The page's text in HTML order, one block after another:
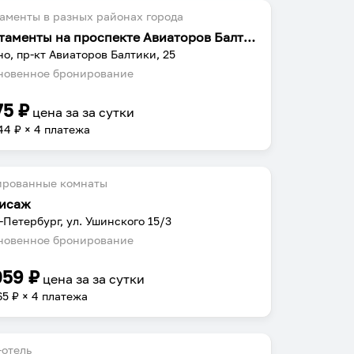
в разных районах города
Апартаменты на проспекте Авиаторов Балтики 25
пр-кт Авиаторов Балтики, 25
бронирование
₽ цена заза сутки
₽ × 4 платежа
комнаты
Петербург, ул. Ушинского 15/3
бронирование
₽ цена заза сутки
₽ × 4 платежа